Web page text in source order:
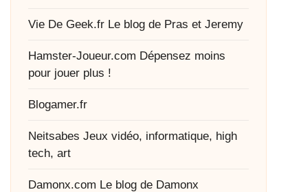
Vie De Geek.frLe blog de Pras et Jeremy
Hamster-Joueur.com Dépensez moins
pour jouer plus !
Blogamer.fr
Neitsabes Jeux vidéo, informatique, high
tech, art
Damonx.com Le blog de Damonx